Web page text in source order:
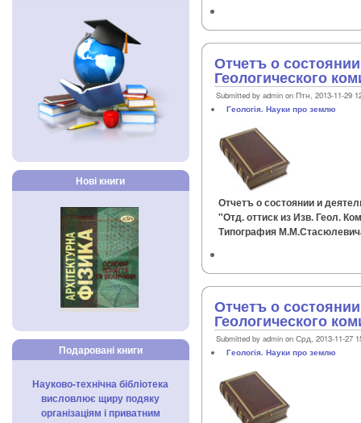
Нові книги
Подаровані книги
Науково-технічна бібліотека
висловлює щиру подяку
організаціям і приватним
Отчетъ о
Геологического
Submitted by admin on Птн, 2013-11-29
Геологія. Науки про землю
Отчетъ о состоянии и
"Отд. оттиск из Изв. Геол.
Типография
Отчетъ о
Геологического
Submitted by admin on Срд, 2013-11-27
Геологія. Науки про землю